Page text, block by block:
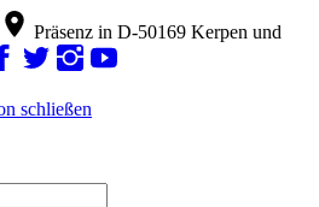
Präsenz in D-50169 Kerpen und
schließen